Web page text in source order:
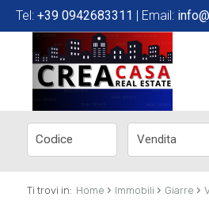
Tel: +39 0942683311 | Email:
Vendita
Ti trovi in: Home › Immobili › Giarre ›